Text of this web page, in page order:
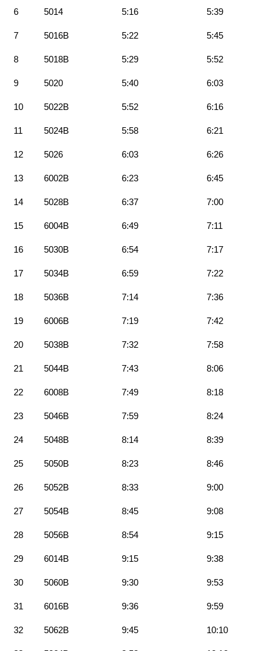
6 5014 5:16 5:39
7 5016B 5:22 5:45
8 5018B 5:29 5:52
9 5020 5:40 6:03
10 5022B 5:52 6:16
11 5024B 5:58 6:21
12 5026 6:03 6:26
13 6002B 6:23 6:45
14 5028B 6:37 7:00
15 6004B 6:49 7:11
16 5030B 6:54 7:17
17 5034B 6:59 7:22
18 5036B 7:14 7:36
19 6006B 7:19 7:42
20 5038B 7:32 7:58
21 5044B 7:43 8:06
22 6008B 7:49 8:18
23 5046B 7:59 8:24
24 5048B 8:14 8:39
25 5050B 8:23 8:46
26 5052B 8:33 9:00
27 5054B 8:45 9:08
28 5056B 8:54 9:15
29 6014B 9:15 9:38
30 5060B 9:30 9:53
31 6016B 9:36 9:59
32 5062B 9:45 10:10